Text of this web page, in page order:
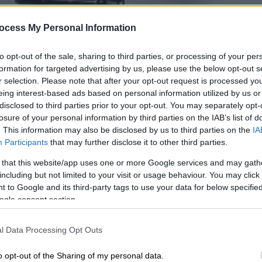
My Personal Information
opt-out of the sale, sharing to third parties, or processing of your
for targeted advertising by us, please use the below opt-out
selection. Please note that after your opt-out request is processed
interest-based ads based on personal information utilized by us
to third parties prior to your opt-out. You may separately
of your personal information by third parties on the IAB’s list of
This information may also be disclosed by us to third parties on the
Participants that may further disclose it to other third parties.
that this website/app uses one or more Google services and may
but not limited to your visit or usage behaviour. You may
to Google and its third-party tags to use your data for below
consent section.
Data Processing Opt Outs
opt-out of the Sharing of my personal data.
σε κρίσιμη κατάσταση μετά το σοβαρό
κέντρο Αστούν στην Αραγωνία
30 άνθρωποι
σε εξέλιξη.